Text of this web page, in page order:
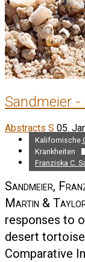
Sandmeier -
Abstracts S 05.
Kalifornische
Krankheiten
Franziska C.
Sandmeier,
Martin &
responses to
desert
Comparative